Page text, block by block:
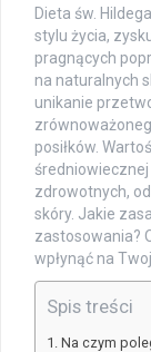
Dieta św.
stylu życia,
pragnących
na naturalnych
unikanie
posiłków.
zdrowotnych,
skóry. Jakie
zastosowania?
wpłynąć na
Spis treści
Na czym